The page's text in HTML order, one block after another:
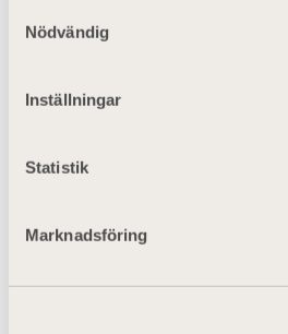
Nödvändig
Inställningar
Statistik
Marknadsföring